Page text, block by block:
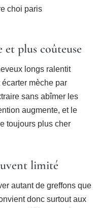
plus coûteuse
longs ralentit
mèche par
sans abîmer les
augmente, et le
toujours plus cher
limité
autant de greffons que
donc surtout aux